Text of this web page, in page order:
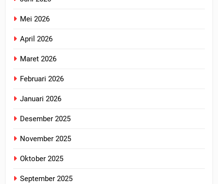
Mei 2026
April 2026
Maret 2026
Februari 2026
Januari 2026
Desember 2025
November 2025
Oktober 2025
September 2025